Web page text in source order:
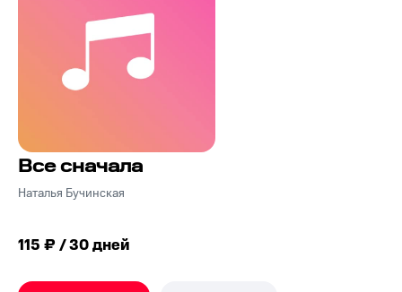
Все сначала
Наталья Бучинская
115 ₽ / 30 дней